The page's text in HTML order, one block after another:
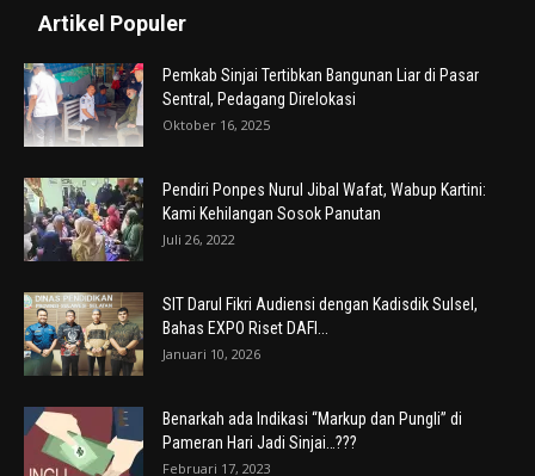
Artikel Populer
Pemkab Sinjai Tertibkan Bangunan Liar di Pasar
Sentral, Pedagang Direlokasi
Oktober 16, 2025
Pendiri Ponpes Nurul Jibal Wafat, Wabup Kartini:
Kami Kehilangan Sosok Panutan
Juli 26, 2022
SIT Darul Fikri Audiensi dengan Kadisdik Sulsel,
Bahas EXPO Riset DAFI...
Januari 10, 2026
Benarkah ada Indikasi “Markup dan Pungli” di
Pameran Hari Jadi Sinjai…???
Februari 17, 2023